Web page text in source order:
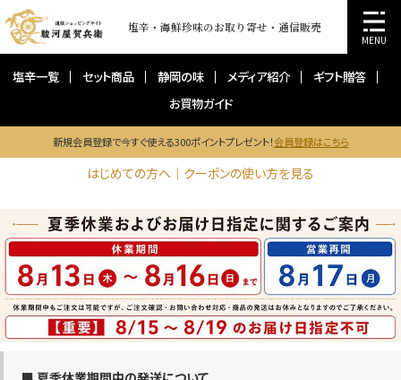
塩辛・海鮮珍味のお取り寄せ・通信販売
塩辛一覧 セット商品 静岡の味 メディア紹介
ギフト贈答
お買物ガイド
新規会員登録で今すぐ使える300ポイントプレゼント！会員登録はこちら
はじめての方へ｜クーポンの使い方を見る
MENU